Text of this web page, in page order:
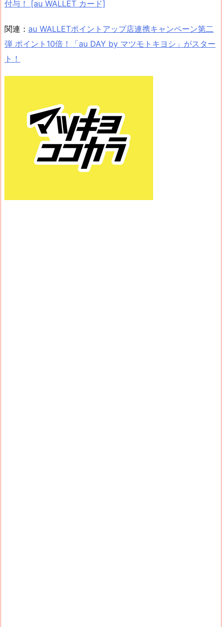
付与！ [au WALLET カード]
関連： au WALLETポイントアップ店連携キャンペーン第二
弾 ポイント10倍！「au DAY by マツモトキヨシ」がスター
ト！